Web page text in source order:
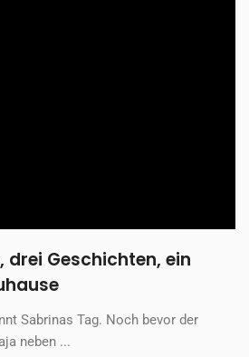
drei Geschichten, ein
Sabrinas Tag. Noch bevor der
neben ...